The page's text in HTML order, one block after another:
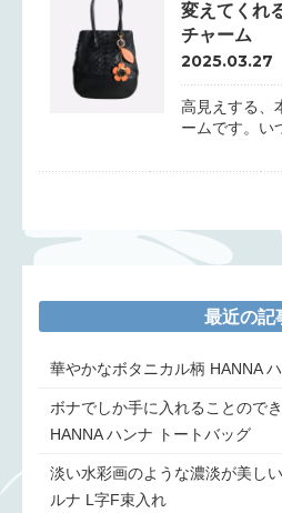
変えてくれ
チャーム
2025.03.27
高見えする、
ームです。い
最近の記
華やかなボタニカル柄 HANNA
ボナでしか手に入れることので
HANNA ハンナ トートバッグ
淡い水彩画のような濃淡が美し
ルナ L字F束入れ